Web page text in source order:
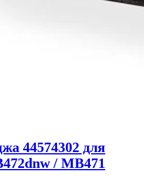
44574302 для
/ MB471